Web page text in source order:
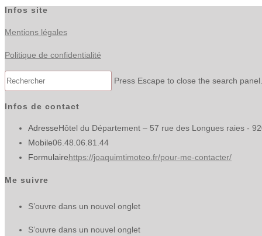
Infos site
Mentions légales
Politique de confidentialité
Press Escape to close the search panel.
Infos de contact
AdresseHôtel du Département – 57 rue des Longues raies -
Mobile06.48.06.81.44
Formulairehttps://joaquimtimoteo.fr/pour-me-contacter/
Me suivre
S’ouvre dans un nouvel onglet
S’ouvre dans un nouvel onglet